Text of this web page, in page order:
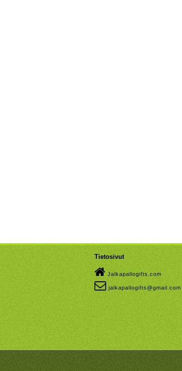
Tietosivut
Jalkapallogifts.com
jalkapallogifts@gmail.com